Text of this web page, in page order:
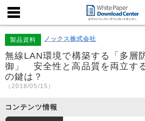
製品資料 ノックス株式会社
無線LAN環境で構築する「多層
御」 安全性と高品質を両立す
の鍵は？
（2018/05/15）
コンテンツ情報